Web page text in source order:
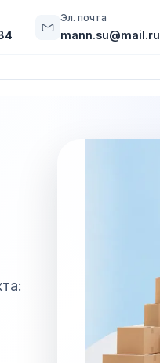
Эл. почта
mann.su@mail.ru